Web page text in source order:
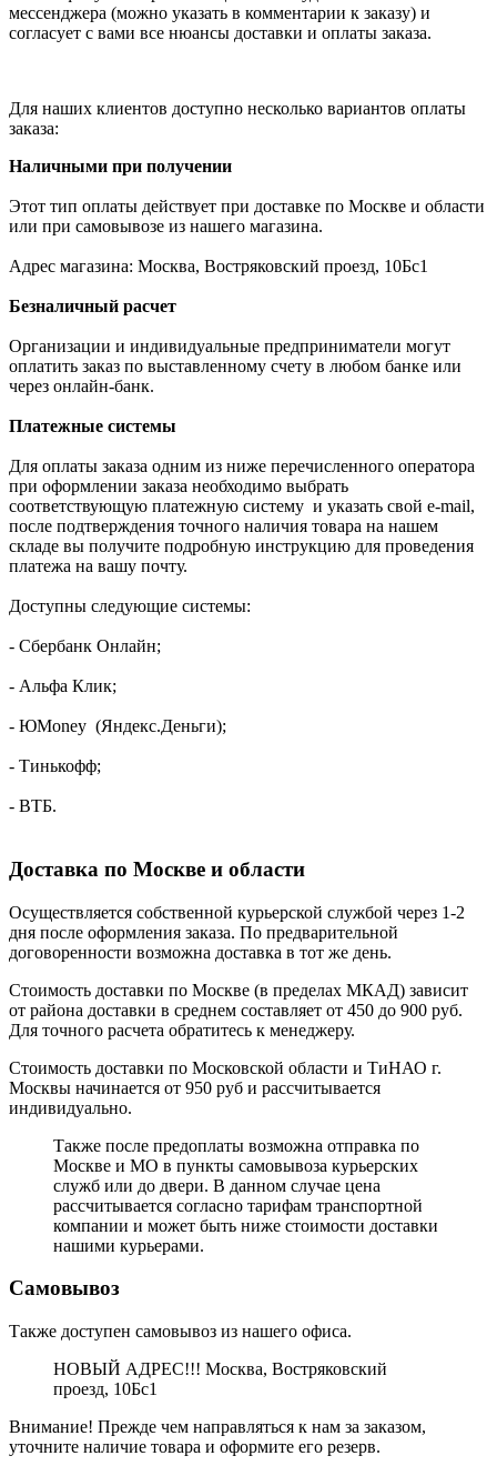
мессенджера (можно указать в комментарии к заказу) и
согласует с вами все нюансы доставки и оплаты заказа.
Для наших клиентов доступно несколько вариантов оплаты
заказа:
Наличными при получении
Этот тип оплаты действует при доставке по Москве и области
или при самовывозе из нашего магазина.
Адрес магазина: Москва, Востряковский проезд, 10Бс1
Безналичный расчет
Организации и индивидуальные предприниматели могут
оплатить заказ по выставленному счету в любом банке или
через онлайн-банк.
Платежные системы
Для оплаты заказа одним из ниже перечисленного оператора
при оформлении заказа необходимо выбрать
соответствующую платежную систему и указать свой e-mail,
после подтверждения точного наличия товара на нашем
складе вы получите подробную инструкцию для проведения
платежа на вашу почту.
Доступны следующие системы:
- Сбербанк Онлайн;
- Альфа Клик;
- ЮMoney (Яндекс.Деньги);
- Тинькофф;
- ВТБ.
Доставка по Москве и области
Осуществляется собственной курьерской службой через 1-2
дня после оформления заказа. По предварительной
договоренности возможна доставка в тот же день.
Стоимость доставки по Москве (в пределах МКАД) зависит
от района доставки в среднем составляет от 450 до 900 руб.
Для точного расчета обратитесь к менеджеру.
Стоимость доставки по Московской области и ТиНАО г.
Москвы начинается от 950 руб и рассчитывается
индивидуально.
Также после предоплаты возможна отправка по
Москве и МО в пункты самовывоза курьерских
служб или до двери. В данном случае цена
рассчитывается согласно тарифам транспортной
компании и может быть ниже стоимости доставки
нашими курьерами.
Самовывоз
Также доступен самовывоз из нашего офиса.
НОВЫЙ АДРЕС!!! Москва, Востряковский
проезд, 10Бс1
Внимание! Прежде чем направляться к нам за заказом,
уточните наличие товара и оформите его резерв.